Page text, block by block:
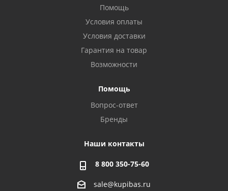
Помощь
Условия оплаты
Условия доставки
Гарантия на товар
Возможности
Помощь
Вопрос-ответ
Бренды
Наши контакты
8 800 350-75-60
sale@kupibas.ru